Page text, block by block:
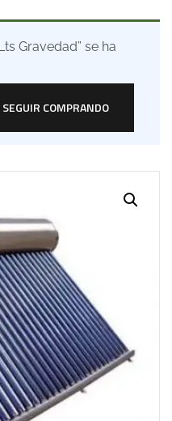
Gravedad” se ha
SEGUIR COMPRANDO